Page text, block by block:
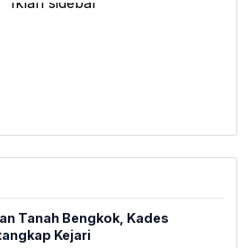
Tanah Bengkok, Kades
Kejari